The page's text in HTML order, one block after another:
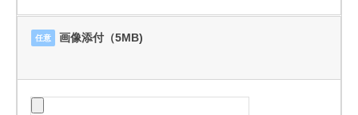
任意 画像添付（5MB)